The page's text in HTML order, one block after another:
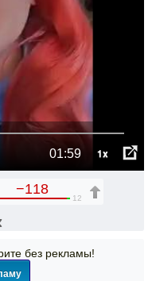
01:59 1x
−118
12
без рекламы!